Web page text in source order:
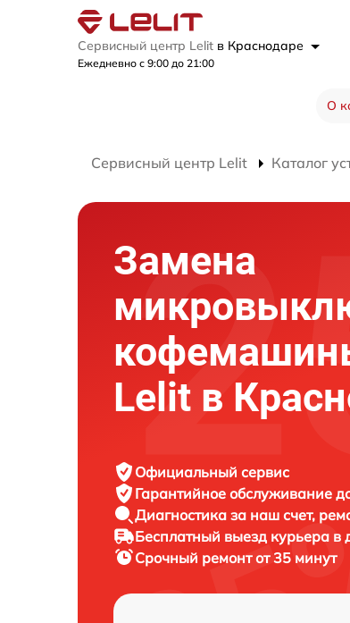
Сервисный центр Lelit в Краснодаре
Ежедневно с 9:00 до 21:00
О
Сервисный центр Lelit Каталог
Замена
Lelit в
Официальный сервис
Гарантийное обслуживание
Диагностика за наш счет,
Бесплатный выезд курьера в
Срочный ремонтот 35 минут